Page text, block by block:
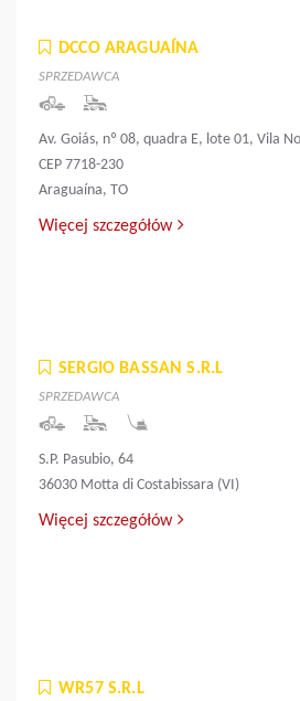
DCCO ARAGUAÍNA
SPRZEDAWCA
Av. Goiás, nº 08, quadra E, lote 01, Vila
CEP 7718-230
Araguaína, TO
Więcej szczegółów
SERGIO BASSAN S.R.L
SPRZEDAWCA
S.P. Pasubio, 64
36030 Motta di Costabissara (VI)
Więcej szczegółów
WR57 S.R.L